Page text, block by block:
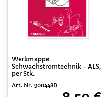
Werkmappe
Schwachstromtechnik - ALS,
per Stk.
Art. Nr. 900448D